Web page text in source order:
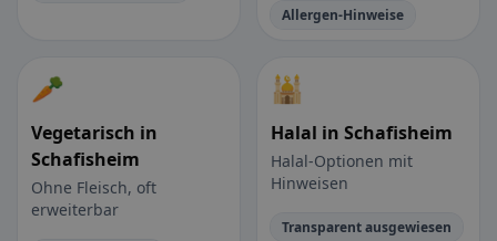
Allergen-Hinweise
🥕
Vegetarisch in
Schafisheim
Ohne Fleisch, oft
erweiterbar
🕌
Halal in Schafisheim
Halal-Optionen mit
Hinweisen
Transparent ausgewiesen